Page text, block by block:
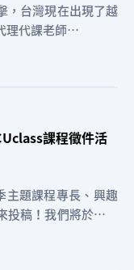
，台灣現在出現了越
理代課老師…
課程徵件活
主題課程專長、興趣
稿！我們將於截稿
，將會採取個別通